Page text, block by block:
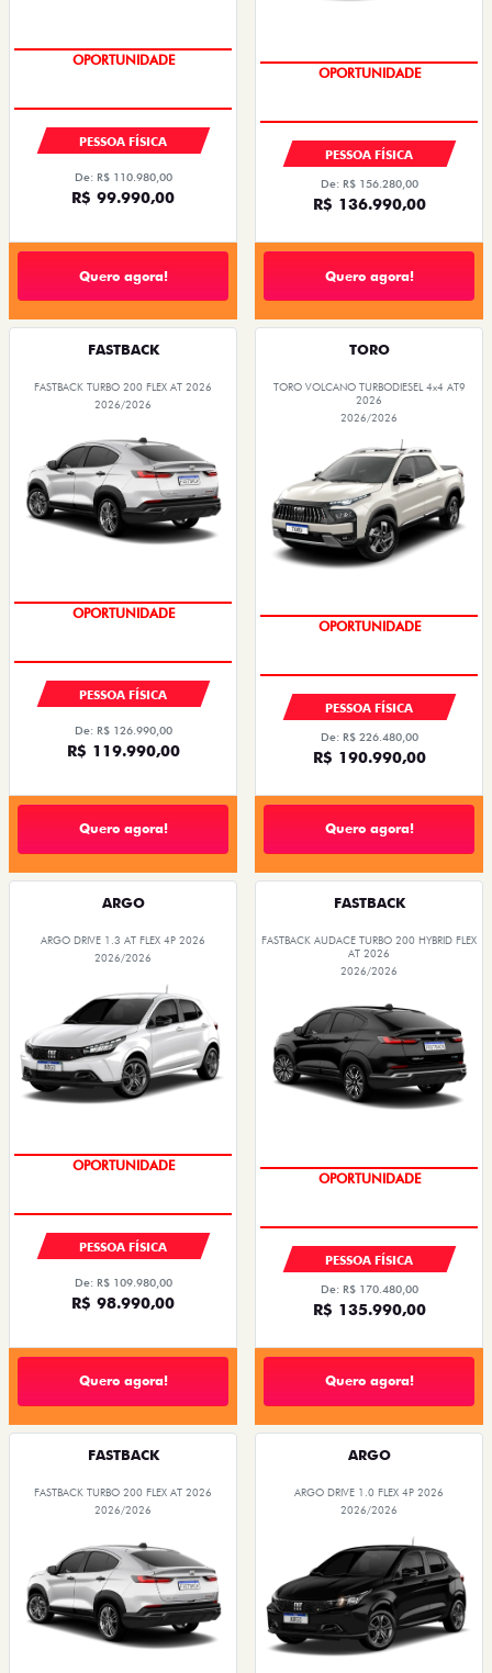
EMPLACAMENTO GRÁTIS
PESSOA FÍSICA
De: R$ 110.980,00
R$ 99.990,00
Quero agora!
EMPLACAMENTO GRÁTIS
PESSOA FÍSICA
De: R$ 156.280,00
R$ 136.990,00
Quero agora!
FASTBACK
FASTBACK TURBO 200 FLEX AT 2026
2026/2026
EMPLACAMENTO GRÁTIS
PESSOA FÍSICA
De: R$ 126.990,00
R$ 119.990,00
Quero agora!
TORO
TORO VOLCANO TURBODIESEL 4x4 AT9
2026
2026/2026
EMPLACAMENTO GRÁTIS
PESSOA FÍSICA
De: R$ 226.480,00
R$ 190.990,00
Quero agora!
ARGO
ARGO DRIVE 1.3 AT FLEX 4P 2026
2026/2026
EMPLACAMENTO GRÁTIS
PESSOA FÍSICA
De: R$ 109.980,00
R$ 98.990,00
Quero agora!
FASTBACK
FASTBACK AUDACE TURBO 200 HYBRID FLEX
AT 2026
2026/2026
EMPLACAMENTO GRÁTIS
PESSOA FÍSICA
De: R$ 170.480,00
R$ 135.990,00
Quero agora!
FASTBACK
FASTBACK TURBO 200 FLEX AT 2026
2026/2026
ARGO
ARGO DRIVE 1.0 FLEX 4P 2026
2026/2026